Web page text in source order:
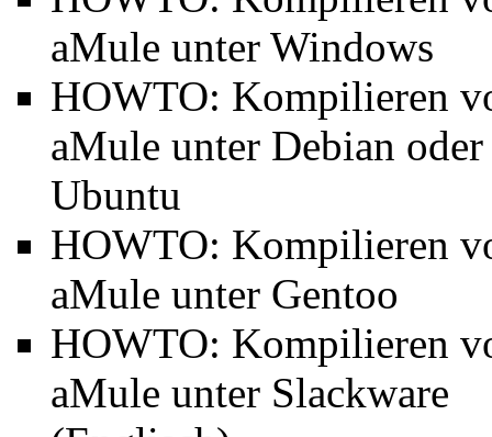
aMule unter Windows
HOWTO: Kompilieren
aMule unter Debian oder
Ubuntu
HOWTO: Kompilieren
aMule unter Gentoo
HOWTO: Kompilieren
aMule unter Slackware